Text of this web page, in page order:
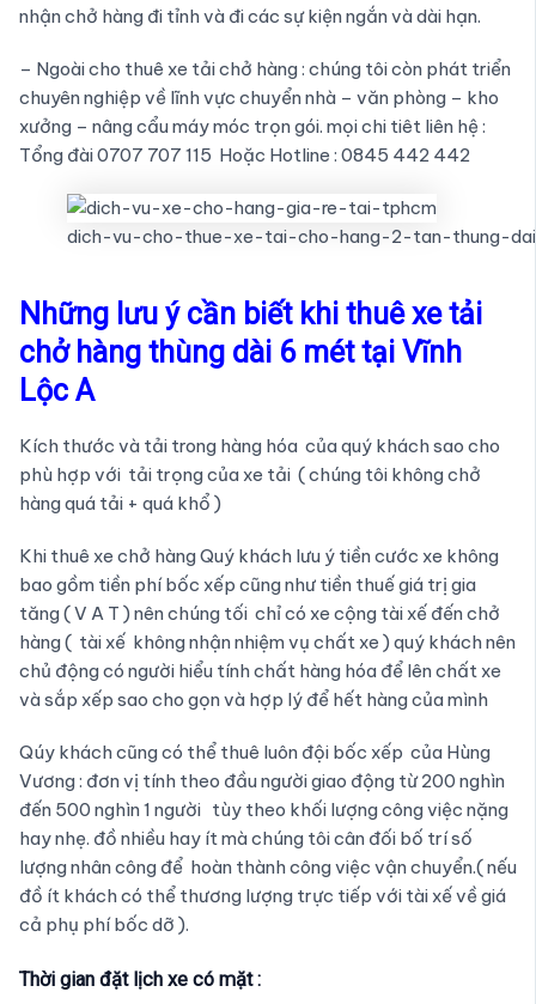
nhận chở hàng đi tỉnh và đi các sự kiện ngắn và dài hạn.
– Ngoài cho thuê xe tải chở hàng : chúng tôi còn phát triển
chuyên nghiệp về lĩnh vực chuyển nhà – văn phòng – kho
xưởng – nâng cẩu máy móc trọn gói. mọi chi tiêt liên hệ :
Tổng đài 0707 707 115 Hoặc Hotline : 0845 442 442
dich-vu-cho-thue-xe-tai-cho-hang-2-tan-thung-
Những lưu ý cần biết khi thuê xe tải
chở hàng thùng dài 6 mét tại Vĩnh
Lộc A
Kích thước và tải trong hàng hóa của quý khách sao cho
phù hợp với tải trọng của xe tải ( chúng tôi không chở
hàng quá tải + quá khổ )
Khi thuê xe chở hàng Quý khách lưu ý tiền cước xe không
bao gồm tiền phí bốc xếp cũng như tiền thuế giá trị gia
tăng ( V A T ) nên chúng tối chỉ có xe cộng tài xế đến chở
hàng ( tài xế không nhận nhiệm vụ chất xe ) quý khách nên
chủ động có người hiểu tính chất hàng hóa để lên chất xe
và sắp xếp sao cho gọn và hợp lý để hết hàng của mình
Qúy khách cũng có thể thuê luôn đội bốc xếp của Hùng
Vương : đơn vị tính theo đầu người giao động từ 200 nghìn
đến 500 nghìn 1 người tùy theo khối lượng công việc nặng
hay nhẹ. đồ nhiều hay ít mà chúng tôi cân đối bố trí số
lượng nhân công để hoàn thành công việc vận chuyển.( nếu
đồ ít khách có thể thương lượng trực tiếp với tài xế về giá
cả phụ phí bốc dỡ ).
Thời gian đặt lịch xe có mặt :